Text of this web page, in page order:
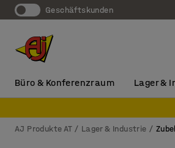
Geschäftskunden
Büro & Konferenzraum Lager &
AJ Produkte AT Lager & Industrie